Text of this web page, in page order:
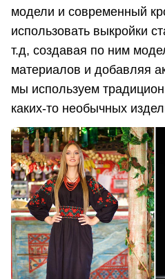
модели и современный
использовать выкройки
т.д, создавая по ним
материалов и добавляя
мы используем
каких-то необычных